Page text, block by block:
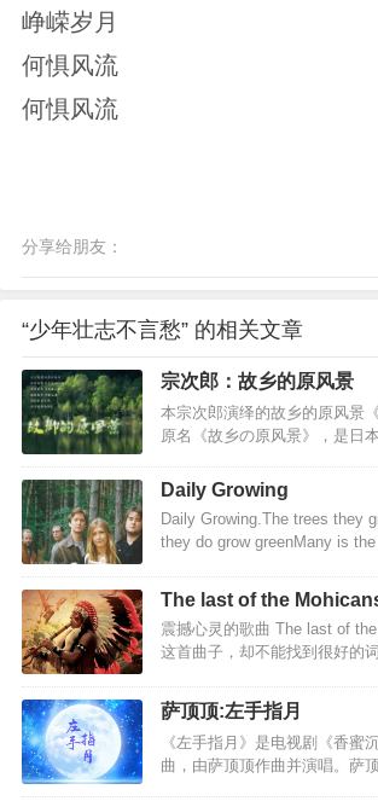
峥嵘岁月
何惧风流
何惧风流
分享给朋友：
“少年壮志不言愁” 的相关文章
宗次郎：故乡的原风景
本宗次郎演绎的故乡的原风景
原名《故乡の原风景》，是日
万物与山川土地的感怀。 故乡的原风景歌词有以
下几个版本 柔软的时光版 -------故乡的原风景-------
一缕清风 呼唤遥远的记忆 几朵浮云 装点生命的
葱 绿 最早的呼吸 穿越动人的绮丽 最初的美丽 就在
这里 故乡 啊~~~ 故…
Daily Growing
Daily Growing.The trees they
they do grow greenMany is
aloneHe's young,but he's daily
father,you've done me great
The last of the
震撼心灵的歌曲 The last of
这首曲子，却不能找到很好的
之间，只有自己一个人。总有
尤其是听到中间段，呐喊的时
是，这个民族的呐喊，这个民
的震撼。一个民族悲壮的呼声
萨顶顶:左手指月
《左手指月》是电视剧《香蜜
曲，由萨顶顶作曲并演唱。萨